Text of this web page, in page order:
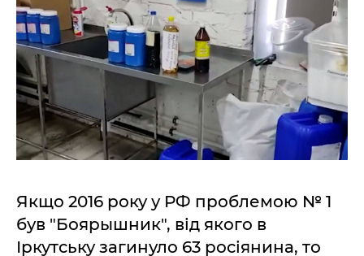
Якщо 2016 року у РФ проблемою № 1
був "Боярышник", від якого в
Іркутську загинуло 63 росіянина, то